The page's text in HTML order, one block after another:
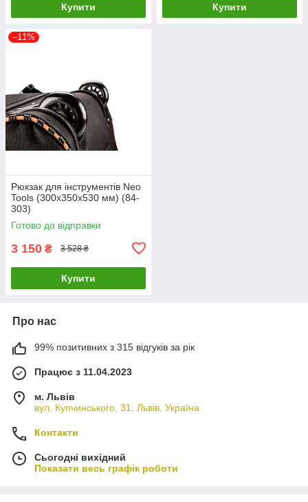
Купити Купити
–11%
Рюкзак для інструментів Neo
Tools (300х350х530 мм) (84-
303)
Готово до відправки
3 150 ₴ 3 528 ₴
Купити
Про нас
99% позитивних з 315 відгуків за рік
Працює з 11.04.2023
м. Львів
вул. Купчинського, 31, Львів, Україна
Контакти
Сьогодні вихідний
Показати весь графік роботи